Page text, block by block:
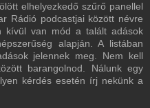
elhelyezkedő szűrő panellel
Rádió podcastjai között névre
kívül van mód a talált adások
alapján. A listában
jelennek meg. Nem kell
barangolnod. Nálunk egy
kérdés esetén írj nekünk a